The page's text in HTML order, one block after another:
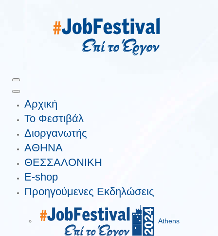
Αρχική
Το Φεστιβάλ
Διοργανωτής
ΑΘΗΝΑ
ΘΕΣΣΑΛΟΝΙΚΗ
E-shop
Προηγούμενες Εκδηλώσεις
Athens